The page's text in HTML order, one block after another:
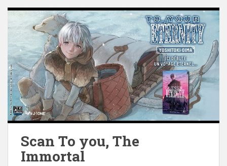
Scan To you, The
Immortal